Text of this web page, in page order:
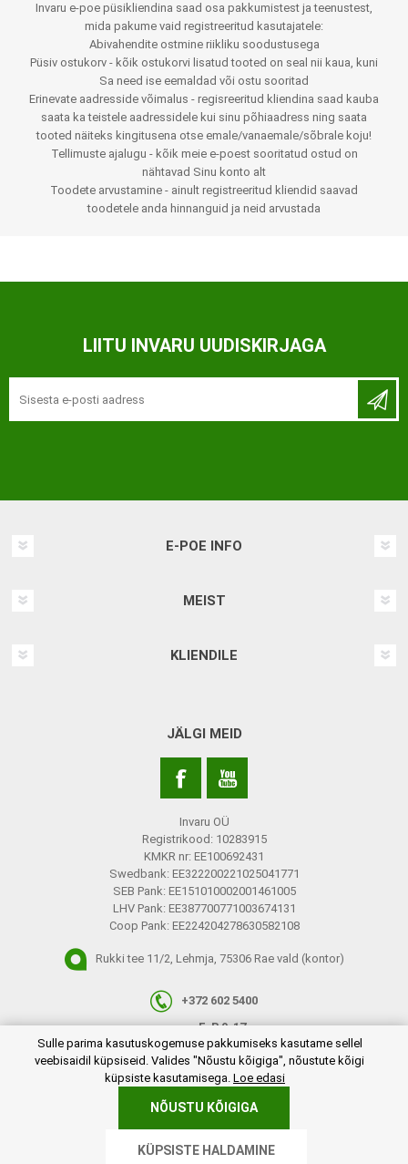
Invaru e-poe püsikliendina saad osa pakkumistest ja teenustest,
mida pakume vaid registreeritud kasutajatele:
Abivahendite ostmine riikliku soodustusega
Püsiv ostukorv - kõik ostukorvi lisatud tooted on seal nii kaua, kuni
Sa need ise eemaldad või ostu sooritad
Erinevate aadresside võimalus - regisreeritud kliendina saad kauba
saata ka teistele aadressidele kui sinu põhiaadress ning saata
tooted näiteks kingitusena otse emale/vanaemale/sõbrale koju!
Tellimuste ajalugu - kõik meie e-poest sooritatud ostud on
nähtavad Sinu konto alt
Toodete arvustamine - ainult registreeritud kliendid saavad
toodetele anda hinnanguid ja neid arvustada
LIITU INVARU UUDISKIRJAGA
E-POE INFO
MEIST
KLIENDILE
JÄLGI MEID
Invaru OÜ
Registrikood: 10283915
KMKR nr: EE100692431
Swedbank: EE322200221025041771
SEB Pank: EE151010002001461005
LHV Pank: EE387700771003674131
Coop Pank: EE224204278630582108
Rukki tee 11/2, Lehmja, 75306 Rae vald (kontor)
+372 602 5400
E-R 9-17
info@invaru.ee
Powered bynopCommerce
Sulle parima kasutuskogemuse pakkumiseks kasutame sellel
veebisaidil küpsiseid. Valides "Nõustu kõigiga", nõustute kõigi
küpsiste kasutamisega. Loe edasi
NÕUSTU KÕIGIGA
KÜPSISTE HALDAMINE